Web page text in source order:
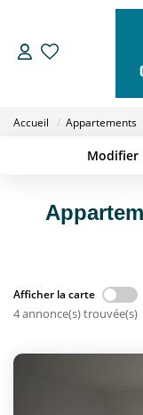
Accueil Appartements
Modifier
Sélectionnez...
Type de bien
Créer une
Afficher la carte
4 annonce(s) trouvée(s)